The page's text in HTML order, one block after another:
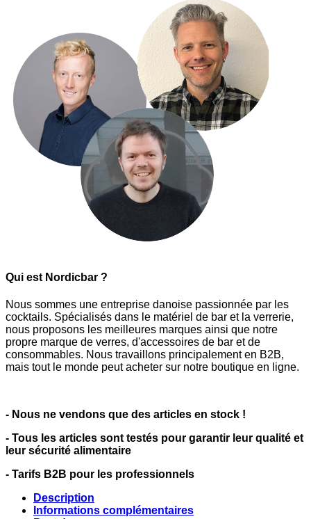
Qui est Nordicbar ?
Nous sommes une entreprise danoise passionnée par les
cocktails. Spécialisés dans le matériel de bar et la verrerie,
nous proposons les meilleures marques ainsi que notre
propre marque de verres, d'accessoires de bar et de
consommables. Nous travaillons principalement en B2B,
mais tout le monde peut acheter sur notre boutique en ligne.
- Nous ne vendons que des articles en stock !
- Tous les articles sont testés pour garantir leur qualité et
leur sécurité alimentaire
- Tarifs B2B pour les professionnels
Description
Informations complémentaires